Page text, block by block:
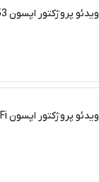
ویدئو پروژکتور اپسون Epson EB-W53
ویدئو پروژکتور اپسون Epson EB-1485Fi